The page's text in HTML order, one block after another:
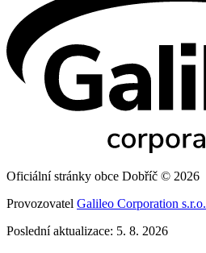
Oficiální stránky obce Dobříč © 2026
Provozovatel Galileo Corporation s.r.o.
Poslední aktualizace: 5. 8. 2026